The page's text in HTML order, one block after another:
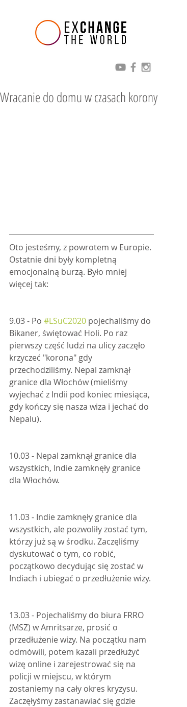
Wracanie do domu w czasach korony
Oto jesteśmy, z powrotem w Europie.
Ostatnie dni były kompletną
emocjonalną burzą. Było mniej
więcej tak:
9.03 - Po #LSuC2020 pojechaliśmy do
Bikaner, świętować Holi. Po raz
pierwszy część ludzi na ulicy zaczęło
krzyczeć "korona" gdy
przechodziliśmy. Nepal zamknął
granice dla Włochów (mieliśmy
wyjechać z Indii pod koniec miesiąca,
gdy kończy się nasza wiza i jechać do
Nepalu).
10.03 - Nepal zamknął granice dla
wszystkich, Indie zamknęły granice
dla Włochów.
11.03 - Indie zamknęły granice dla
wszystkich, ale pozwoliły zostać tym,
którzy już są w środku. Zaczęliśmy
dyskutować o tym, co robić,
początkowo decydując się zostać w
Indiach i ubiegać o przedłużenie wizy.
13.03 - Pojechaliśmy do biura FRRO
(MSZ) w Amritsarze, prosić o
przedłużenie wizy. Na początku nam
odmówili, potem kazali przedłużyć
wizę online i zarejestrować się na
policji w miejscu, w którym
zostaniemy na cały okres kryzysu.
Zaczęłyśmy zastanawiać się gdzie